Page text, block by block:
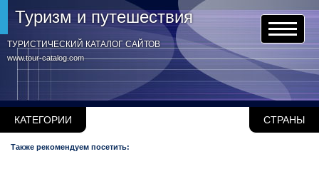
www.tour-catalog.com
Туризм и путешествия
ТУРИСТИЧЕСКИЙ КАТАЛОГ САЙТОВ
КАТЕГОРИИ СТРАНЫ
Также рекомендуем посетить: